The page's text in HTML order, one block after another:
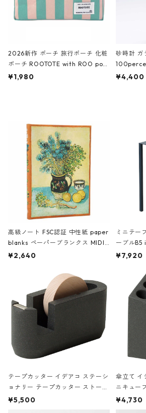
2026新作 ポーチ 旅行ポーチ 化粧
ポーチ ROOTOTE with ROO pou
ch 3532 ルートート WR.ポーチ.ラ
¥1,980
砂時計 ガ
AKU
¥4,400
高級ノート FSC認証 中性紙 paper
blanks ペーパーブランクス MIDI
ハードカバー 罫線 ヴァン・ゴッホ
¥2,640
ミニテー
ーブル
urniture
¥7,920
テープカッター イデアコ ステーシ
ョナリー テープカッター ストーン
サンドカラー 石調 ideaco Station
¥5,500
傘立て イ
ニキュー
石調
E ストー
¥4,730